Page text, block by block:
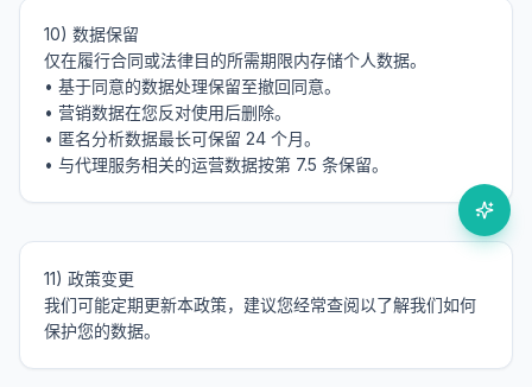
10) 数据保留
仅在履行合同或法律目的所需期限内存储个人数据。
• 基于同意的数据处理保留至撤回同意。
• 营销数据在您反对使用后删除。
• 匿名分析数据最长可保留 24 个月。
11) 政策变更
我们可能定期更新本政策，建议您经常查阅以了解我们如何
保护您的数据。